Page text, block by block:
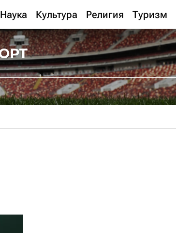
Наука Культура Религия Туризм